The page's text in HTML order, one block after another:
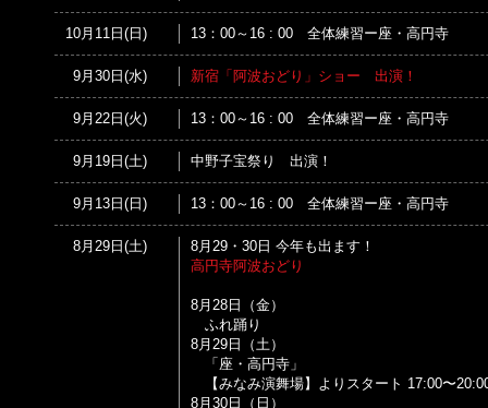
10月11日(日) 13：00～16 : 00 全体練習ー座・高円寺
9月30日(水) 新宿「阿波おどり」ショー 出演！
9月22日(火) 13：00～16 : 00 全体練習ー座・高円寺
9月19日(土) 中野子宝祭り 出演！
9月13日(日) 13：00～16 : 00 全体練習ー座・高円寺
8月29日(土)
8月29・30日 今年も出ます！
高円寺阿波おどり
8月28日（金）
ふれ踊り
8月29日（土）
「座・高円寺」
【みなみ演舞場】よりスタート 17:00〜
8月30日（日）